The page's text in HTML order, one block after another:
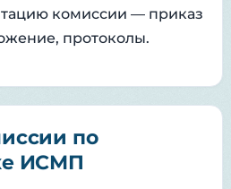
комиссии — приказ
протоколы.
по
ИСМП